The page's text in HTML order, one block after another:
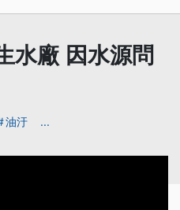
水廠 因水源問
油汙 ...